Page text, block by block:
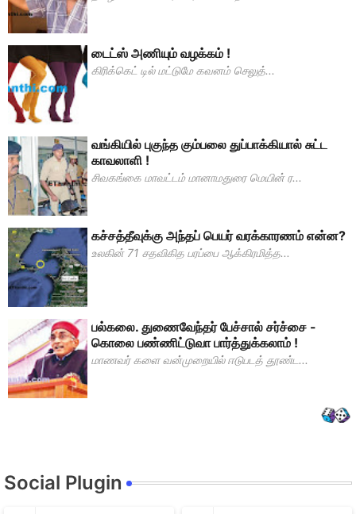
டைட்ஸ் அணியும் வழக்கம் !
கிரிக்கெட் டில் மட்டுமே கவனம் செலுத்...
வங்கியில் புகுந்த கும்பலை துப்பாக்கியால் சுட்ட
காவலாளி !
சிவகங்கை மாவட்டம் மானாமதுரை மெயின் ர...
கச்சத்தீவுக்கு அந்தப் பெயர் வரக்காரணம் என்ன?
உலகின் 71 சதவிகித பரப்பை ஆக்கிரமித்த...
பல்கலை. துணைவேந்தர் பேச்சால் சர்ச்சை -
கொலை பண்ணிட்டுவா பார்த்துக்கலாம் !
மாணவர் களை வன்முறையில் ஈடுபடத் தூண்ட...
Social Plugin